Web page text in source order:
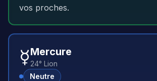
vos proches.
☿️Mercure
24° Lion
Neutre